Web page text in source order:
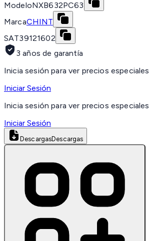
ModeloNXB632PC63
MarcaCHINT
SAT39121602
3 años de garantía
Inicia sesión para ver precios especiales
Iniciar Sesión
Inicia sesión para ver precios especiales
Iniciar Sesión
DescargasDescargas